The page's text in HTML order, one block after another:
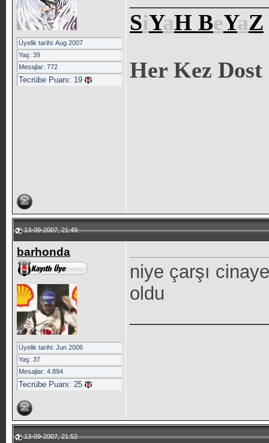
Üyelik tarihi: Aug 2007
Yaş: 39
Mesajlar: 772
Tecrübe Puanı: 19
SiYaH BeYaZ
Her Kez Dost
13-09-2007, 21:49
barhonda
Üyelik tarihi: Jun 2006
Yaş: 37
Mesajlar: 4.894
Tecrübe Puanı: 25
niye çarşı
oldu
13-09-2007, 21:52